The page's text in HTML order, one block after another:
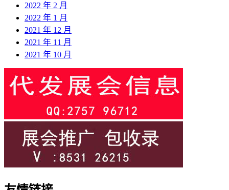
2022 年 2 月
2022 年 1 月
2021 年 12 月
2021 年 11 月
2021 年 10 月